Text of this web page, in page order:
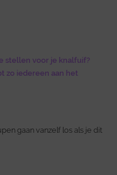
stellen voor je knalfuif?
zo iedereen aan het
gaan vanzelf los als je dit